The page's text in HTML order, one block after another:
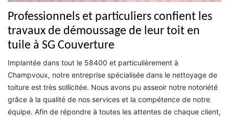
Professionnels et particuliers confient les
travaux de démoussage de leur toit en
tuile à SG Couverture
Implantée dans tout le 58400 et particulièrement à
Champvoux, notre entreprise spécialisée dans le nettoyage de
toiture est très sollicitée. Nous avons pu asseoir notre notoriété
grâce à la qualité de nos services et la compétence de notre
équipe. Afin de répondre à toutes les attentes de chaque client,